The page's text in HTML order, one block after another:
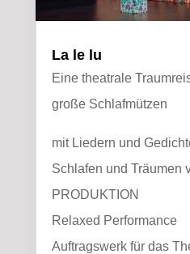
La le lu
Eine theatrale
große Schlafmützen
mit Liedern und
Schlafen und Träumen
PRODUKTION
Relaxed Performance
Auftragswerk für das